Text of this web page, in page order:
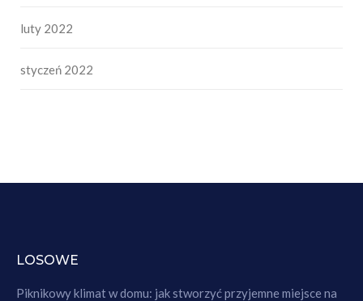
luty 2022
styczeń 2022
LOSOWE
Piknikowy klimat w domu: jak stworzyć przyjemne miejsce na